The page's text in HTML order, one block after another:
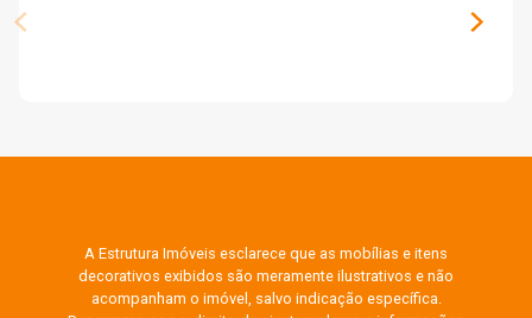
A Estrutura Imóveis esclarece que as mobílias e itens
decorativos exibidos são meramente ilustrativos e não
acompanham o imóvel, salvo indicação específica.